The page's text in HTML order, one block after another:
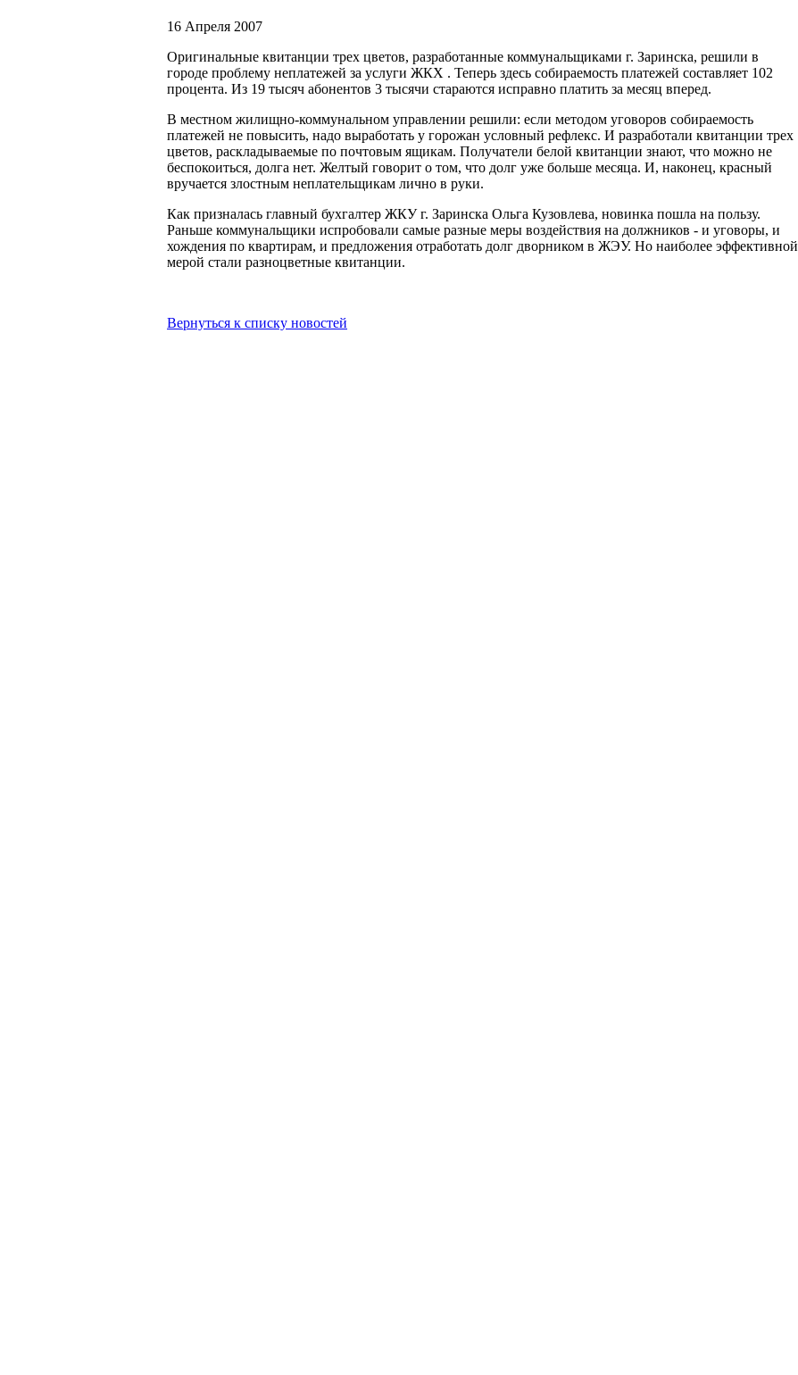
16 Апреля 2007
Оригинальные квитанции трех цветов, разработанные коммунальщиками г. Заринска, решили в
городе проблему неплатежей за услуги ЖКХ . Теперь здесь собираемость платежей составляет 102
процента. Из 19 тысяч абонентов 3 тысячи стараются исправно платить за месяц вперед.
В местном жилищно-коммунальном управлении решили: если методом уговоров собираемость
платежей не повысить, надо выработать у горожан условный рефлекс. И разработали квитанции трех
цветов, раскладываемые по почтовым ящикам. Получатели белой квитанции знают, что можно не
беспокоиться, долга нет. Желтый говорит о том, что долг уже больше месяца. И, наконец, красный
вручается злостным неплательщикам лично в руки.
Как призналась главный бухгалтер ЖКУ г. Заринска Ольга Кузовлева, новинка пошла на пользу.
Раньше коммунальщики испробовали самые разные меры воздействия на должников - и уговоры, и
хождения по квартирам, и предложения отработать долг дворником в ЖЭУ. Но наиболее эффективной
мерой стали разноцветные квитанции.
Вернуться к списку новостей